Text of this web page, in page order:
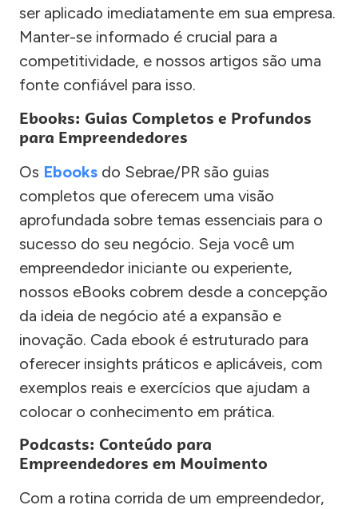
ser aplicado imediatamente em sua empresa.
Manter-se informado é crucial para a
competitividade, e nossos artigos são uma
fonte confiável para isso.
Ebooks: Guias Completos e Profundos
para Empreendedores
Os Ebooks do Sebrae/PR são guias
completos que oferecem uma visão
aprofundada sobre temas essenciais para o
sucesso do seu negócio. Seja você um
empreendedor iniciante ou experiente,
nossos eBooks cobrem desde a concepção
da ideia de negócio até a expansão e
inovação. Cada ebook é estruturado para
oferecer insights práticos e aplicáveis, com
exemplos reais e exercícios que ajudam a
colocar o conhecimento em prática.
Podcasts: Conteúdo para
Empreendedores em Movimento
Com a rotina corrida de um empreendedor,